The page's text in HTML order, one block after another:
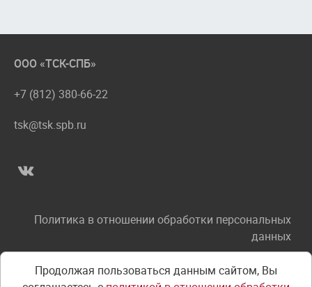
ООО «ТСК-СПБ»
+7 (812) 380-66-22
tsk@tsk.spb.ru
Политика в отношении обработки персональных
данных
Соглашение об использовании сайта
Продолжая пользоваться данным сайтом, Вы